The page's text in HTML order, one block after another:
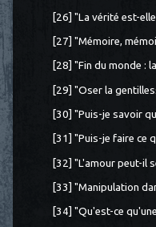
[26] "La vérité est-
[27] "Mémoire,
[28] "Fin du monde :
[29] "Oser la
[30] "Puis-je savoir
[31] "Puis-je faire ce
[32] "L'amour peut-il
[33] "Manipulation
[34] "Qu'est-ce